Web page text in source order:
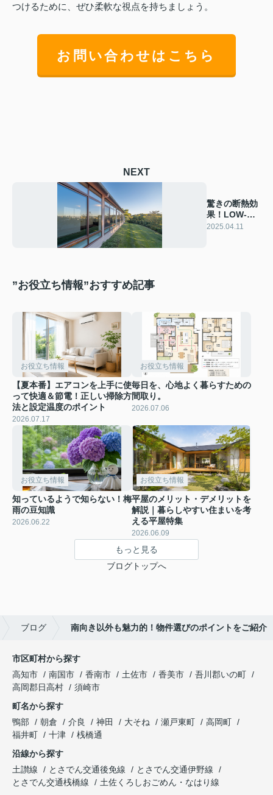
つけるために、ぜひ柔軟な視点を持ちましょう。
お問い合わせはこちら
NEXT
驚きの断熱効
果！LOW-E
ガラスで快適
2025.04.11
”お役立ち情報”おすすめ記事
お役立ち情報
【夏本番】エアコンを上手に使
って快適＆節電！正しい掃除方
法と設定温度のポイント
2026.07.17
お役立ち情報
毎日を、心地よく暮らすための
間取り。
2026.07.06
お役立ち情報
知っているようで知らない！梅
雨の豆知識
2026.06.22
お役立ち情報
平屋のメリット・デメリットを
解説｜暮らしやすい住まいを考
える平屋特集
2026.06.09
もっと見る
ブログトップへ
ブログ 南向き以外も魅力的！物件選びのポイントをご紹介
市区町村から探す
高知市
南国市 香南市 土佐市 香美市
吾川郡いの町
高岡郡日高村
須崎市
町名から探す
鴨部
朝倉 介良 神田 大そね 瀬戸東町
高岡町
福井町
十津
桟橋通
沿線から探す
土讃線
とさでん交通後免線
とさでん交通伊野線
とさでん交通桟橋線
土佐くろしおごめん・なはり線